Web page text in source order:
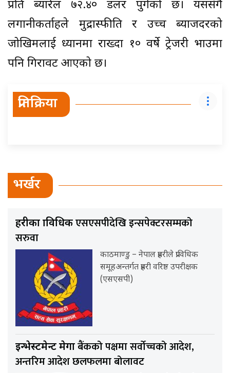
प्रति ब्यारेल ७२.४० डलर पुगेको छ। यससँगै
लगानीकर्ताहरूले मुद्रास्फीति र उच्च ब्याजदरको
जोखिमलाई ध्यानमा राख्दा १० वर्षे ट्रेजरी भाउमा
पनि गिरावट आएको छ।
प्रतिक्रिया
भर्खर
प्रहरीका प्राविधिकएसएसपीदेखि इन्सपेक्टरसम्मको
सरुवा
काठमाण्डु – नेपाल प्रहरीले प्राविधिक
समूहअन्तर्गत प्रहरी वरिष्ठ उपरीक्षक
(एसएसपी)
इन्भेस्टमेन्ट मेगाबैंकको पक्षमा सर्वाेच्चको आदेश,
अन्तरिम आदेश छलफलमा बोलावट